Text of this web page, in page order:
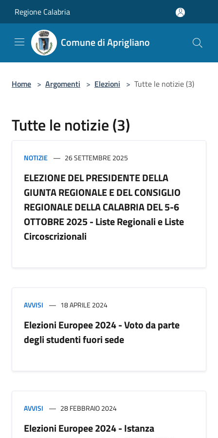
Regione Calabria
Comune di Aprigliano
Home > Argomenti > Elezioni > Tutte le notizie (3)
Tutte le notizie (3)
NOTIZIE 26 SETTEMBRE 2025
ELEZIONE DEL PRESIDENTE DELLA
GIUNTA REGIONALE E DEL CONSIGLIO
REGIONALE DELLA CALABRIA DEL 5-6
OTTOBRE 2025 - Liste Regionali e Liste
Circoscrizionali
AVVISI 18 APRILE 2024
Elezioni Europee 2024 - Voto da parte
degli studenti fuori sede
AVVISI 28 FEBBRAIO 2024
Elezioni Europee 2024 - Istanza